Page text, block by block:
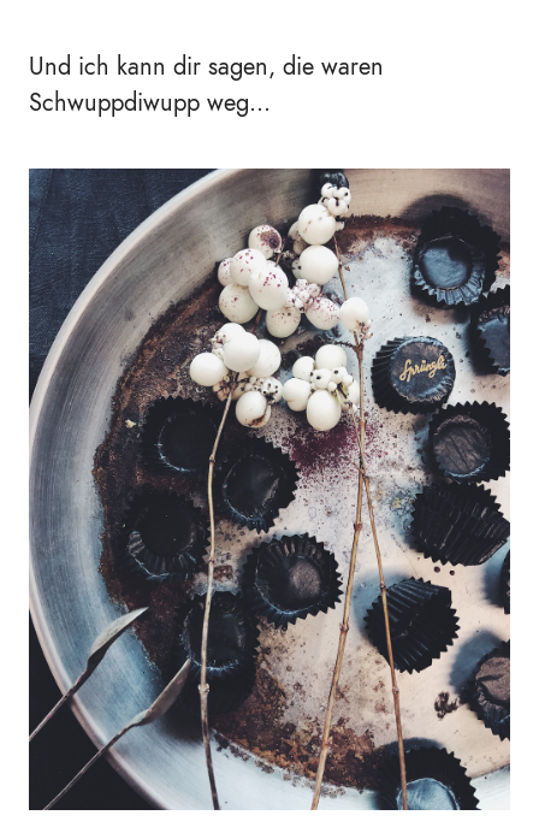
Und ich kann dir sagen, die waren
Schwuppdiwupp weg...